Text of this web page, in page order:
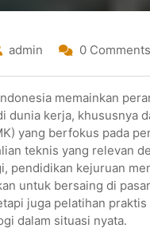
admin 0 Comments
memainkan
dunia kerja, khususnya
yang berfokus pada
teknis yang relevan
pendidikan kejuruan
untuk bersaing di
juga pelatihan
dalam situasi nyata.